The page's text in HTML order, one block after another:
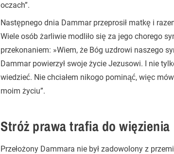
oczach”.
Następnego dnia Dammar przeprosił matkę i
Wiele osób żarliwie modliło się za jego chorego
przekonaniem: »Wiem, że Bóg uzdrowi naszego
Dammar powierzył swoje życie Jezusowi. I nie
wiedzieć. Nie chciałem nikogo pominąć, więc
moim życiu”.
Stróż prawa trafia do więzienia
Przełożony Dammara nie był zadowolony z